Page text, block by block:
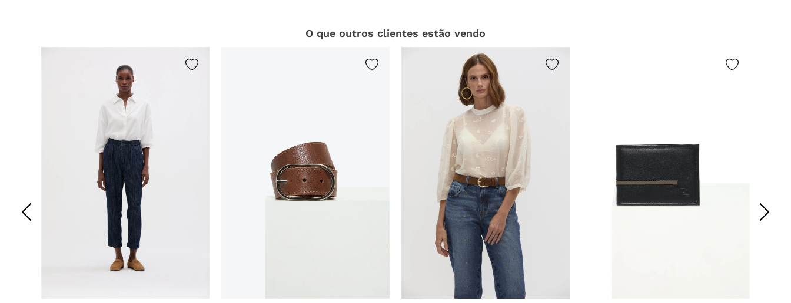
O que outros clientes estão vendo